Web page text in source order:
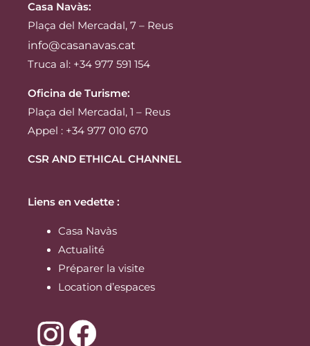
Casa Navàs:
Plaça del Mercadal, 7 – Reus
info@casanavas.cat
Truca al: +34 977 591 154
Oficina de Turisme:
Plaça del Mercadal, 1 – Reus
Appel : +34 977 010 670
CSR AND ETHICAL CHANNEL
Liens en vedette :
Casa Navàs
Actualité
Préparer la visite
Location d’espaces